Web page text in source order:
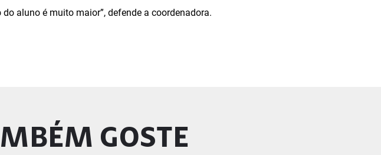
aluno é muito maior”, defende a coordenadora.
GOSTE